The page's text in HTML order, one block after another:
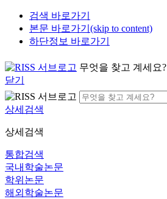
검색 바로가기
본문 바로가기(skip to content)
하단정보 바로가기
무엇을 찾고 계세요?
닫기
상세검색
상세검색
통합검색
국내학술논문
학위논문
해외학술논문